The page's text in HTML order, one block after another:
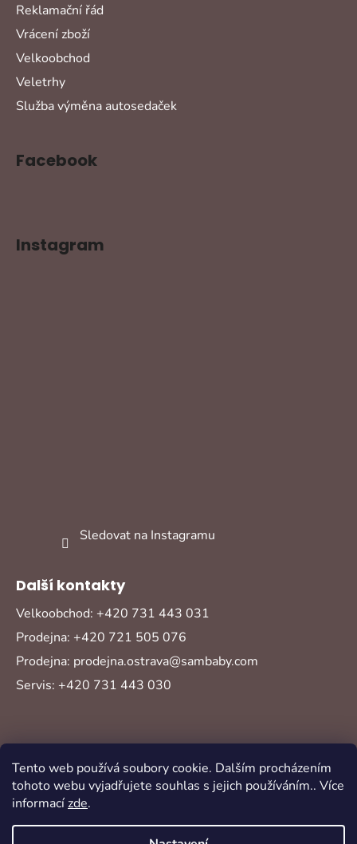
Tento web používá soubory cookie. Dalším procházením
tohoto webu vyjadřujete souhlas s jejich používáním.. Více
informacízde.
Reklamační řád
Vrácení zboží
Velkoobchod
Veletrhy
Služba výměna autosedaček
Facebook
Instagram
Sledovat na Instagramu
Další kontakty
Velkoobchod: +420 731 443 031
Prodejna: +420 721 505 076
Prodejna: prodejna.ostrava@sambaby.com
Servis: +420 731 443 030
Vytvořil Shoptet
Copyright 2026Sambaby